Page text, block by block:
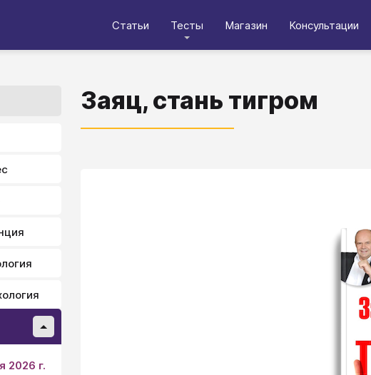
Статьи Тесты Магазин Консультации
Заяц, стань тигром
2026 г.